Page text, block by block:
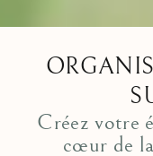
Créez votre
cœur de